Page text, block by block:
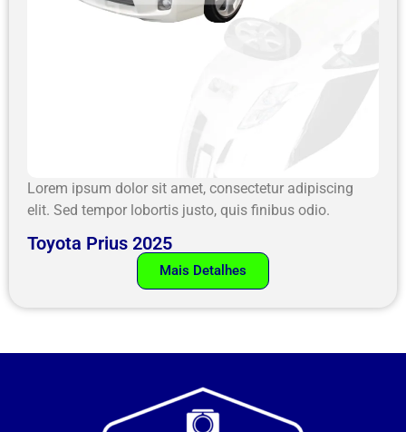
Lorem ipsum dolor sit amet, consectetur adipiscing
elit. Sed tempor lobortis justo, quis finibus odio.
Toyota Prius 2025
Mais Detalhes